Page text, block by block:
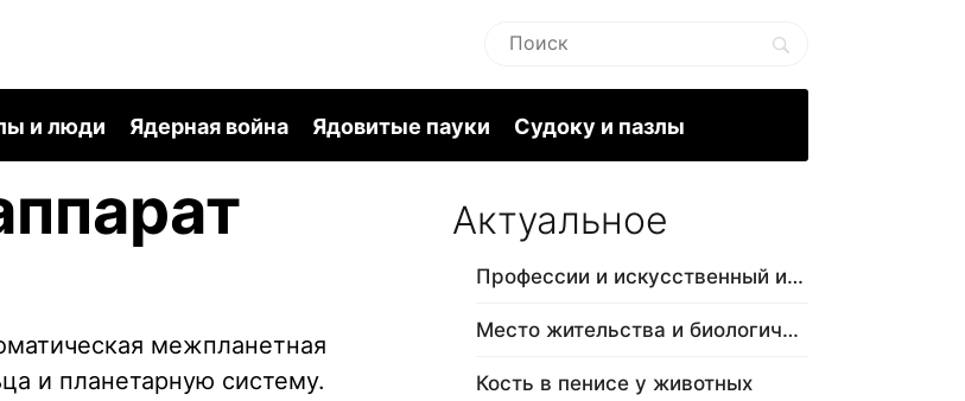
и люди Ядерная война Ядовитые пауки Судоку и пазлы
межпланетная
и планетарную систему.
Актуальное
Профессии и искусственный интеллект
Место жительства и биологический в…
Кость в пенисе у животных